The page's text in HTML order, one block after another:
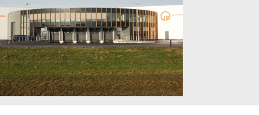
Peperzeel vooraanzicht